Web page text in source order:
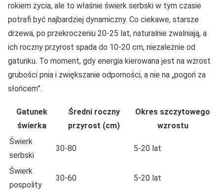
rokiem życia, ale to właśnie świerk serbski w tym czasie
potrafi być najbardziej dynamiczny. Co ciekawe, starsze
drzewa, po przekroczeniu 20-25 lat, naturalnie zwalniają, a
ich roczny przyrost spada do 10-20 cm, niezależnie od
gatunku. To moment, gdy energia kierowana jest na wzrost
grubości pnia i zwiększanie odporności, a nie na „pogoń za
słońcem”.
Gatunek
świerka
Średni roczny
przyrost (cm)
Okres szczytowego
wzrostu
Świerk
serbski
30-80 5-20 lat
Świerk
pospolity
30-60 5-20 lat